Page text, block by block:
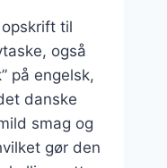
til
også
på engelsk,
danske
smag og
gør den